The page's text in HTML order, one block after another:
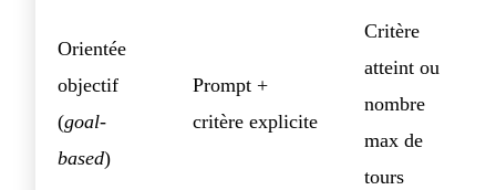
Orientée
objectif
(goal-
based)
Prompt +
critère explicite
Critère
atteint ou
nombre
max de
tours